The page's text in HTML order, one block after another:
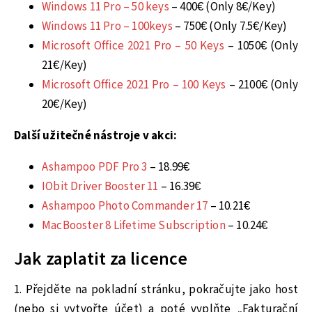
Windows 11 Pro – 50 keys – 400€ (Only 8€/Key)
Windows 11 Pro – 100keys – 750€ (Only 7.5€/Key)
Microsoft Office 2021 Pro – 50 Keys – 1050€ (Only
21€/Key)
Microsoft Office 2021 Pro – 100 Keys – 2100€ (Only
20€/Key)
Další užitečné nástroje v akci:
Ashampoo PDF Pro 3 – 18.99€
IObit Driver Booster 11 – 16.39€
Ashampoo Photo Commander 17 – 10.21€
MacBooster 8 Lifetime Subscription– 10.24€
Jak zaplatit za licence
1. Přejděte na pokladní stránku, pokračujte jako host